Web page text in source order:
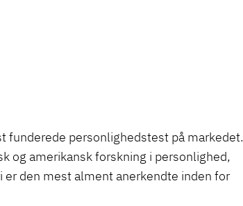
funderede personlighedstest på markedet.
og amerikansk forskning i personlighed,
er den mest alment anerkendte inden for